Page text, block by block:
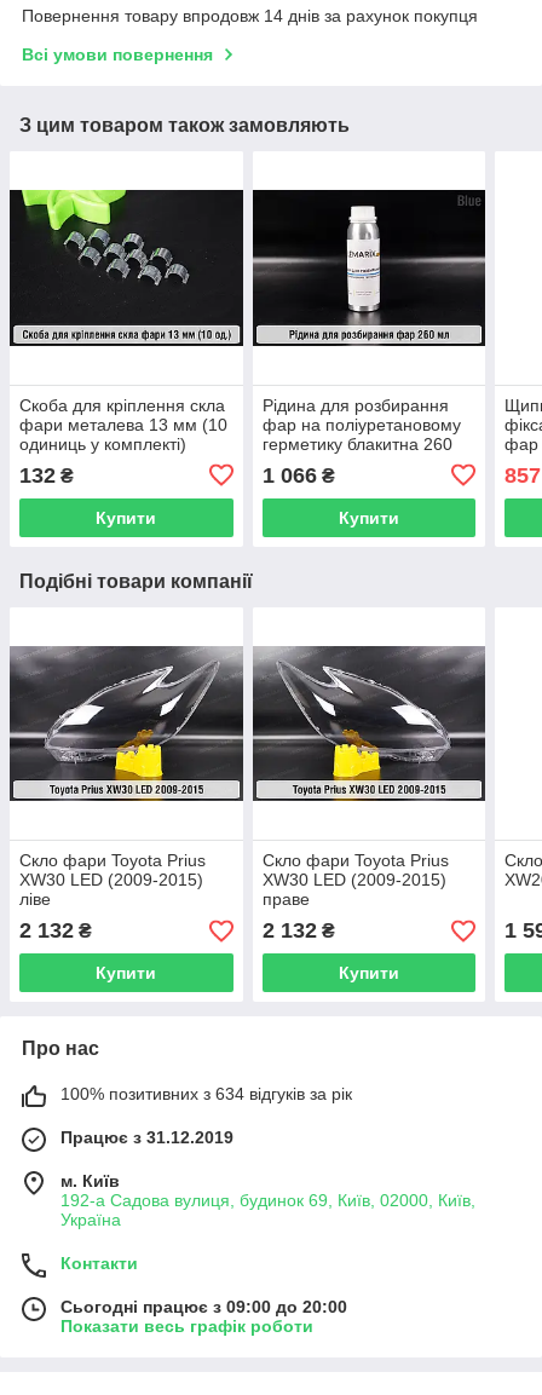
Повернення товару впродовж 14 днів за рахунок покупця
Всі умови повернення
З цим товаром також замовляють
Скоба для кріплення скла
фари металева 13 мм (10
одиниць у комплекті)
132 ₴
Купити
Рідина для розбирання
фар на поліуретановому
герметику блакитна 260
1 066₴
Купити
фар
857
Подібні товари компанії
Скло фари Toyota Prius
XW30 LED (2009-2015)
ліве
2 132 ₴
Купити
Скло фари Toyota Prius
XW30 LED (2009-2015)
праве
2 132₴
Купити
1
Про нас
100% позитивних з 634 відгуків за рік
Працює з 31.12.2019
м. Київ
192-а Садова вулиця, будинок 69, Київ, 02000, Київ,
Україна
Контакти
Сьогодні працює з 09:00 до 20:00
Показати весь графік роботи